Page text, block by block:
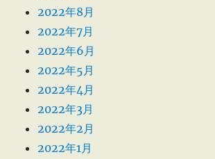
2022年8月
2022年7月
2022年6月
2022年5月
2022年4月
2022年3月
2022年2月
2022年1月